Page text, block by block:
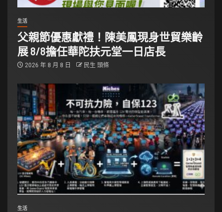
生活
父親節優惠獻禮！陳美鳳現身世貿樂齡
展 8/8擔任華陀扶元堂一日店長
2026 年 8 月 8 日 民生 頭條
生活